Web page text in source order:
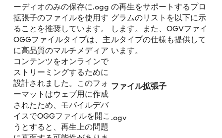
ーディオのみの保存に.ogg
拡張子のファイルを使用す
ることを推奨しています。
OGGファイルタイプは、主
に高品質のマルチメディア
コンテンツをオンラインで
ストリーミングするために
設計されました。このフォ
ーマットはウェブ用に作成
されたため、モバイルデバ
イスでOGGファイルを開こ
うとすると、再生上の問題
の再生をサポートするプロ
グラムのリストを以下に示
します。また、OGVファイ
ルタイプの仕様も提供して
います。
ファイル拡張子
.ogv